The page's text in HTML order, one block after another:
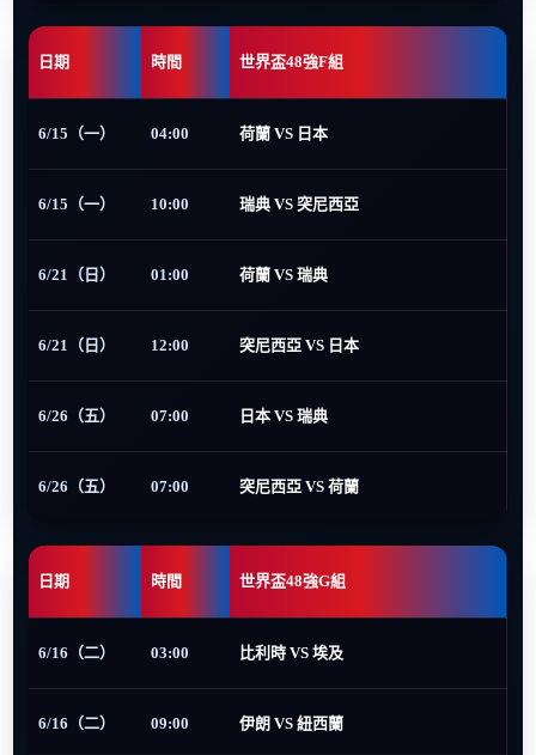
日期 時間 世界盃48強F組
6/15（一） 04:00 荷蘭 VS 日本
6/15（一） 10:00 瑞典 VS 突尼西亞
6/21（日） 01:00 荷蘭 VS 瑞典
6/21（日） 12:00 突尼西亞 VS 日本
6/26（五） 07:00 日本 VS 瑞典
6/26（五） 07:00 突尼西亞 VS 荷蘭
日期 時間 世界盃48強G組
6/16（二） 03:00 比利時 VS 埃及
6/16（二） 09:00 伊朗 VS 紐西蘭